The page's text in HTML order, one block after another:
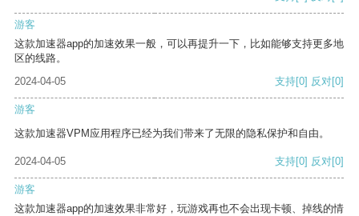
游客
这款加速器app的加速效果一般，可以再提升一下，比如能够支持更多地
区的线路。
2024-04-05
支持[0] 反对[0]
游客
这款加速器VPM应用程序已经为我们带来了无限的隐私保护和自由。
2024-04-05 支持[0] 反对[0]
游客
这款加速器app的加速效果非常好，玩游戏再也不会出现卡顿、掉线的情